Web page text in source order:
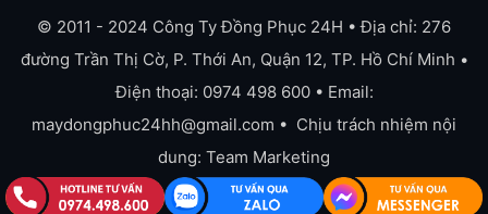
© 2011 - 2024 Công Ty Đồng Phục 24H • Địa chỉ: 276
đường Trần Thị Cờ, P. Thới An, Quận 12, TP. Hồ Chí Minh •
Điện thoại: 0974 498 600 • Email:
maydongphuc24hh@gmail.com • Chịu trách nhiệm nội
dung: Team Marketing